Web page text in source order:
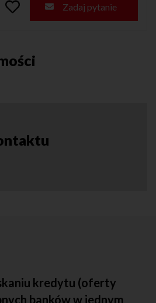
Zadaj pytanie
kredytu (oferty
banków w jednym